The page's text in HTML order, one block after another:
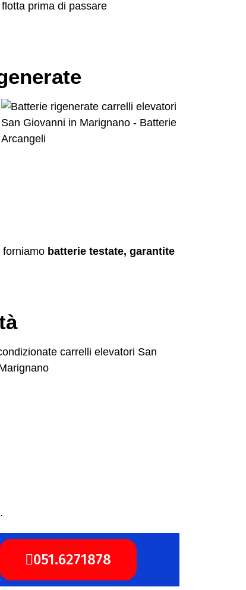
prima di passare
forniamo batterie testate, garantite
051.6271878